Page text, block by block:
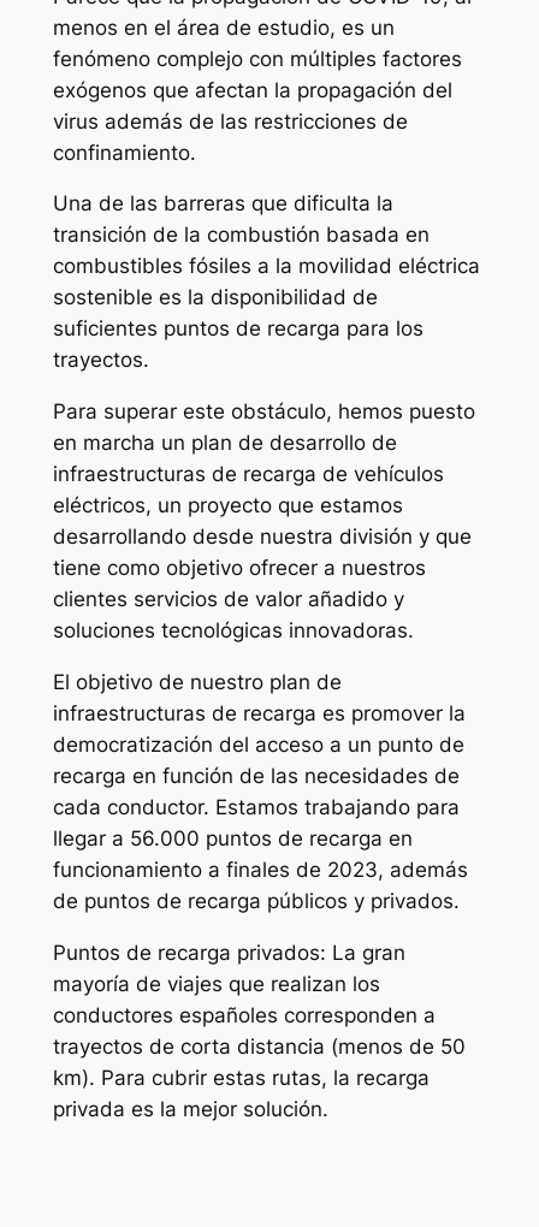
menos en el área de estudio, es un
fenómeno complejo con múltiples factores
exógenos que afectan la propagación del
virus además de las restricciones de
confinamiento.
Una de las barreras que dificulta la
transición de la combustión basada en
combustibles fósiles a la movilidad eléctrica
sostenible es la disponibilidad de
suficientes puntos de recarga para los
trayectos.
Para superar este obstáculo, hemos puesto
en marcha un plan de desarrollo de
infraestructuras de recarga de vehículos
eléctricos, un proyecto que estamos
desarrollando desde nuestra división y que
tiene como objetivo ofrecer a nuestros
clientes servicios de valor añadido y
soluciones tecnológicas innovadoras.
El objetivo de nuestro plan de
infraestructuras de recarga es promover la
democratización del acceso a un punto de
recarga en función de las necesidades de
cada conductor. Estamos trabajando para
llegar a 56.000 puntos de recarga en
funcionamiento a finales de 2023, además
de puntos de recarga públicos y privados.
Puntos de recarga privados: La gran
mayoría de viajes que realizan los
conductores españoles corresponden a
trayectos de corta distancia (menos de 50
km). Para cubrir estas rutas, la recarga
privada es la mejor solución.